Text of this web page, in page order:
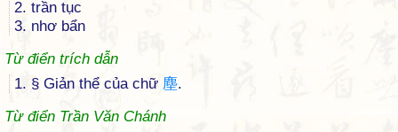
2. trần tục
3. nhơ bẩn
Từ điển trích dẫn
1. § Giản thể của chữ 塵.
Từ điển Trần Văn Chánh